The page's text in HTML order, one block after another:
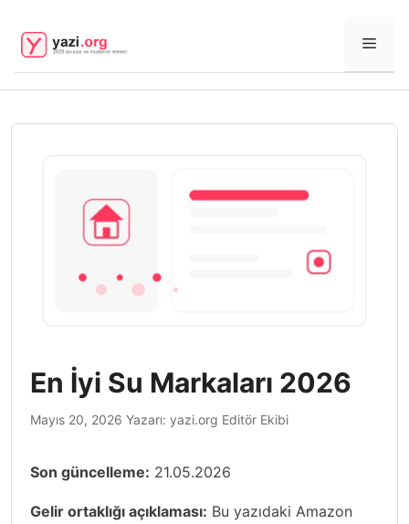
atla
En İyi Su Markaları 2026
Mayıs 20, 2026 Yazarı: yazi.org Editör Ekibi
Son güncelleme: 21.05.2026
Gelir ortaklığı açıklaması: Bu yazıdaki Amazon